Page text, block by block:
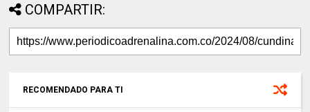
COMPARTIR:
RECOMENDADO PARA TI